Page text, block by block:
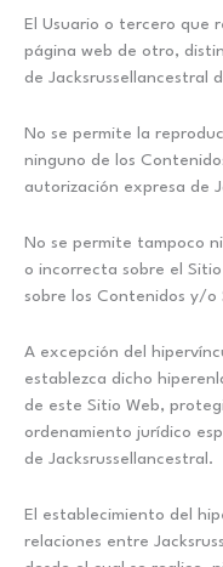
El Usuario o tercero que
página web de otro,
de Jacksrussellancestral
No se permite la
ninguno de los
autorización expresa de
No se permite tampoco
o incorrecta sobre el
sobre los Contenidos y/o
A excepción del
establezca dicho
de este Sitio Web,
ordenamiento jurídico
de Jacksrussellancestral.
El establecimiento del
relaciones entre